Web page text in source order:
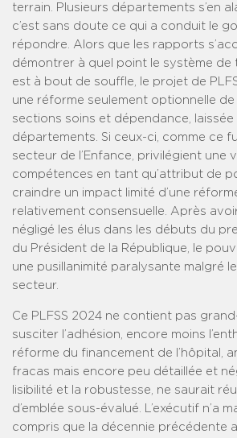
terrain. Plusieurs départements s’en
c’est sans doute ce qui a conduit le
répondre. Alors que les rapports
démontrer à quel point le système
est à bout de souffle, le projet de
une réforme seulement optionnelle
sections soins et dépendance, laissée
départements. Si ceux-ci, comme ce
secteur de l’Enfance, privilégient une
compétences en tant qu’attribut de
craindre un impact limité d’une
relativement consensuelle. Après
négligé les élus dans les débuts du
du Président de la République, le
une pusillanimité paralysante malgré
secteur.
Ce PLFSS 2024 ne contient pas
susciter l’adhésion, encore moins
réforme du financement de l’hôpital,
fracas mais encore peu détaillée et
lisibilité et la robustesse, ne saurait
d’emblée sous-évalué. L’exécutif n’a
compris que la décennie précédente